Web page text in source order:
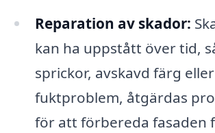
Reparation av skador:
kan ha uppstått över tid,
sprickor, avskavd färg eller
fuktproblem, åtgärdas
för att förbereda fasaden